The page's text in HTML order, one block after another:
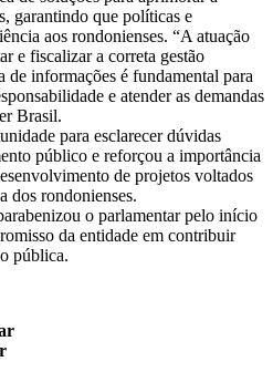
garantindo que políticas e
aos rondonienses. “A atuação
e fiscalizar a correta gestão
de informações é fundamental para
e atender as demandas
Brasil.
para esclarecer dúvidas
público e reforçou a importância
de projetos voltados
dos rondonienses.
o parlamentar pelo início
da entidade em contribuir
pública.